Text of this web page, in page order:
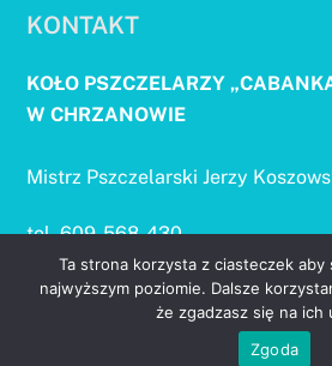
KONTAKT
KOŁO PSZCZELARZY
W CHRZANOWIE
Mistrz Pszczelarski Jerzy
tel. 609-568-430
e-mail: koszowski.j@onet.pl
Ta strona korzysta z ciasteczek aby
najwyższym poziomie. Dalsze
że zgadzasz się na ich
Zgoda